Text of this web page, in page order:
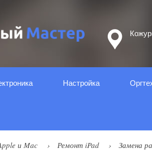
Настройка
и Mac Ремонт iPad Замена